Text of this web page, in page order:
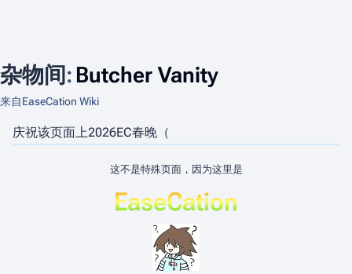
杂物间: Butcher Vanity
来自EaseCation Wiki
庆祝该页面上2026EC春晚（
这不是特殊页面，因为这里是
EaseCation